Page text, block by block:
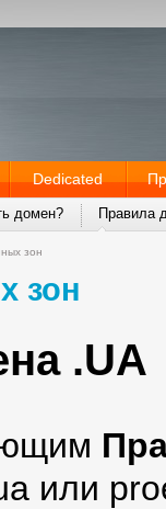
Dedicated
домен? Правила
зон
зон
.UA
или